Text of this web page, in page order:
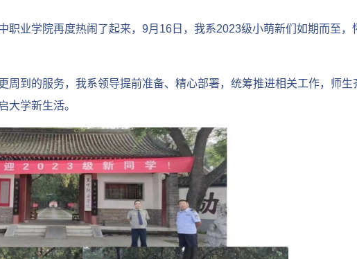
职业学院再度热闹了起来，9月16日，我系2023级小萌新们如期而至，
周到的服务，我系领导提前准备、精心部署，统筹推进相关工作，师生
大学新生活。